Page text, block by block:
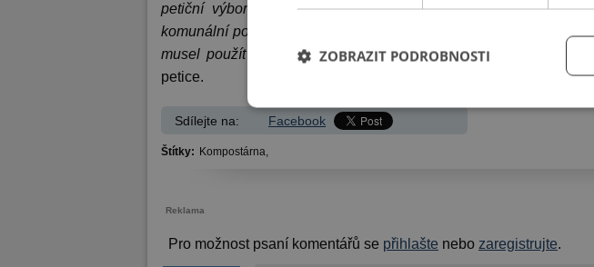
petiční výbor jsem jednání o osudu naší lokality sledoval a
komunální politika v Chrudimi funguje. Nebudu se dnes raději
musel použít už i sprostá slova,“reagoval na skandální postoj
petice.
Sdílejte na: Facebook
Štítky: Kompostárna,
Reklama
Pro možnost psaní komentářů se přihlašte nebo zaregistrujte.
ZOBRAZIT PODROBNOSTI